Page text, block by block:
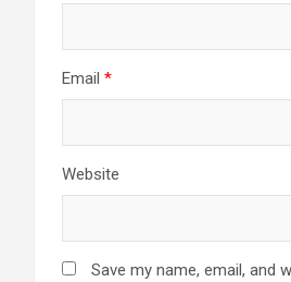
Email *
Website
Save my name, email, and